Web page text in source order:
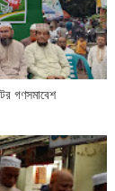
গণসমাবেশ